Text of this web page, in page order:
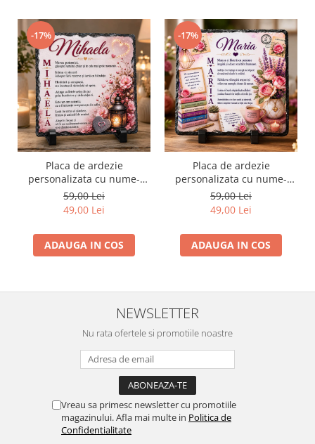
-17%
Placa de ardezie
personalizata cu nume-
Mihaela
59,00 Lei
49,00 Lei
ADAUGA IN COS
-17%
Placa de ardezie
personalizata cu nume-
Maria
59,00 Lei
49,00 Lei
ADAUGA IN COS
NEWSLETTER
Nu rata ofertele si promotiile noastre
Vreau sa primesc newsletter cu promotiile
magazinului. Afla mai multe in Politica de
Confidentialitate